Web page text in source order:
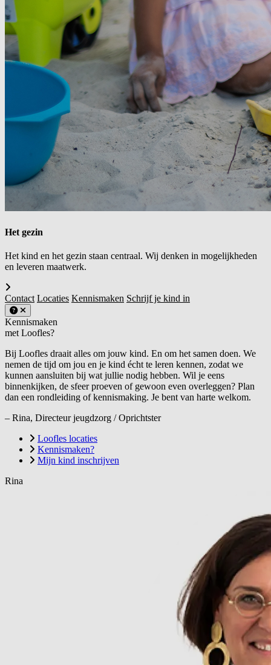
Het gezin
Het kind en het gezin staan centraal. Wij denken in mogelijkheden
en leveren maatwerk.
Contact Locaties Kennismaken Schrijf je kind in
Kennismaken
met Loofles?
Bij Loofles draait alles om jouw kind. En om het samen doen. We
nemen de tijd om jou en je kind écht te leren kennen, zodat we
kunnen aansluiten bij wat jullie nodig hebben. Wil je eens
binnenkijken, de sfeer proeven of gewoon even overleggen? Plan
dan een rondleiding of kennismaking. Je bent van harte welkom.
– Rina, Directeur jeugdzorg / Oprichtster
Loofles locaties
Kennismaken?
Mijn kind inschrijven
Rina